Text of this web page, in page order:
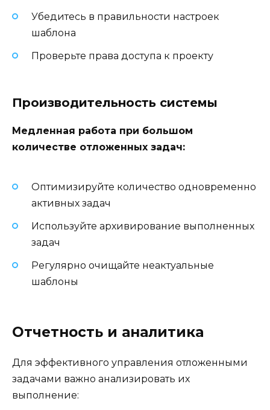
Убедитесь в правильности настроек
шаблона
Проверьте права доступа к проекту
Производительность системы
Медленная работа при большом
количестве отложенных задач:
Оптимизируйте количество одновременно
активных задач
Используйте архивирование выполненных
задач
Регулярно очищайте неактуальные
шаблоны
Отчетность и аналитика
Для эффективного управления отложенными
задачами важно анализировать их
выполнение: